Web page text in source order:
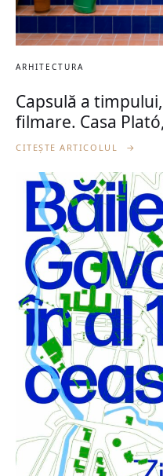
ARHITECTURA
Capsulă a
filmare. Casa
CITEȘTE ARTICOLUL →